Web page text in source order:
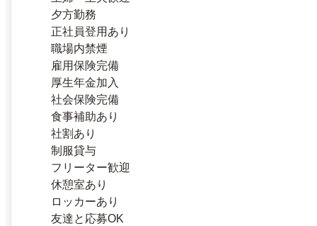
夕方勤務
正社員登用あり
職場内禁煙
雇用保険完備
厚生年金加入
社会保険完備
食事補助あり
社割あり
制服貸与
フリーター歓迎
休憩室あり
ロッカーあり
友達と応募OK